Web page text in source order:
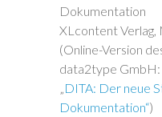
Dokumentation
XLcontent Verlag,
(Online-Version
data2type GmbH:
„DITA: Der neue
Dokumentation“)